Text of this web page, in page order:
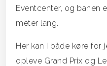
Eventcenter, og banen
meter lang.
Her kan I både køre for
opleve Grand Prix og